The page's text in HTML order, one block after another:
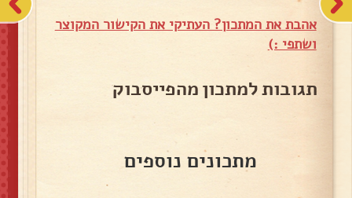
אהבת את המתכון? העתיקי את הקישור המקוצר
ושתפי :)
תגובות למתכון מהפייסבוק
מתכונים נוספים